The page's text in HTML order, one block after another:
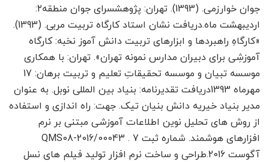
جوان خوارزمی. (1393). تهران: پژوهشسرای جوان منطقه۲:
اردیبهشت ماه.دریافت نشان استاد کارگاه تربیت مربی. (1393).
«کارگاهِ راهبردها و ابزارهای تربیت دانش آموز نخبه: کارگاه
آموزشِی برای دبیران مدارس نمونه تهران». تهران: با همکاری
موسسه تبیان و موسسه تحقیقاتِ تعلیم و تربیت برهان: 17
مهرماه 1393دریافت تقدیرنامه: بنیاد بین المللی نوبل. به عنوان
مدیر بنیاد خیریه دانش بنیان تیک. جهت: راه اندازی و استفاده
از روش های تحلیل نوین اطلاعات آموزشی مبتنی بر نرم
افزارهای هوشمند. شماره ثبت QMS08-2016/00043 . 7
آگوست 2016.طراحی و ساخت نرم افزار تولید فیلم های نسل